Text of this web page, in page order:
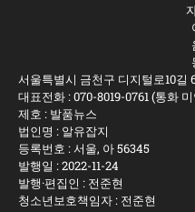
서울특별시 금천구 디지털로10길
대표전화 :070-8019-0761 (통화
제호 : 발품뉴스
법인명 : 알유잡지
등록번호 : 서울, 아 56345
발행일 : 2022-11-24
발행·편집인 : 전준현
청소년보호책임자 : 전준현